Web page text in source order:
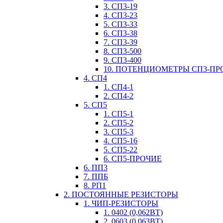
3. СП3-19
4. СП3-23
5. СП3-33
6. СП3-38
7. СП3-39
8. СП3-500
9. СП3-400
10. ПОТЕНЦИОМЕТРЫ СП3-
4. СП4
1. СП4-1
2. СП4-2
5. СП5
1. СП5-1
2. СП5-2
3. СП5-3
4. СП5-16
5. СП5-22
6. СП5-ПРОЧИЕ
6. ПП3
7. ППБ
8. РП1
2. ПОСТОЯННЫЕ РЕЗИСТОРЫ
1. ЧИП-РЕЗИСТОРЫ
1. 0402 (0,062ВТ)
2. 0603 (0,063ВТ)